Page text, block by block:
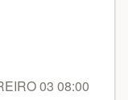
03 08:00